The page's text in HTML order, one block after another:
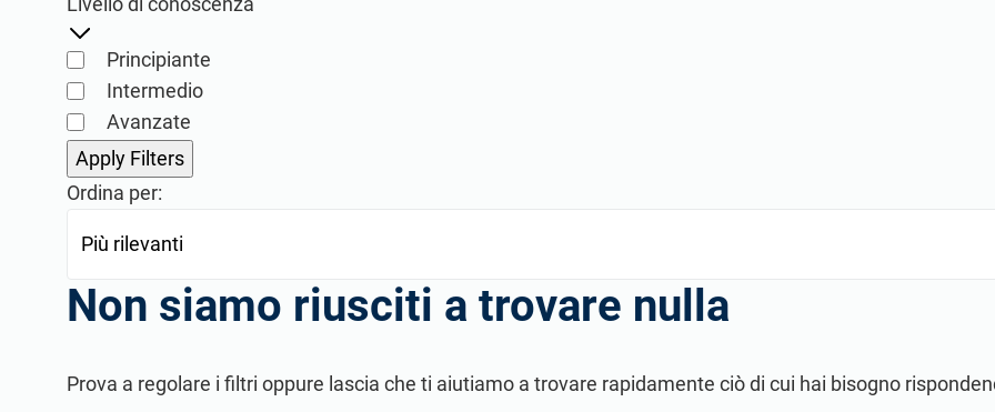
Directory per Consulenti
Principiante
Intermedio
Avanzate
Ordina per:
Non siamo riusciti a trovare nulla
Prova a regolare i filtri oppure lascia che ti aiutiamo a trovare rapidamente ciò di cui hai bisogno